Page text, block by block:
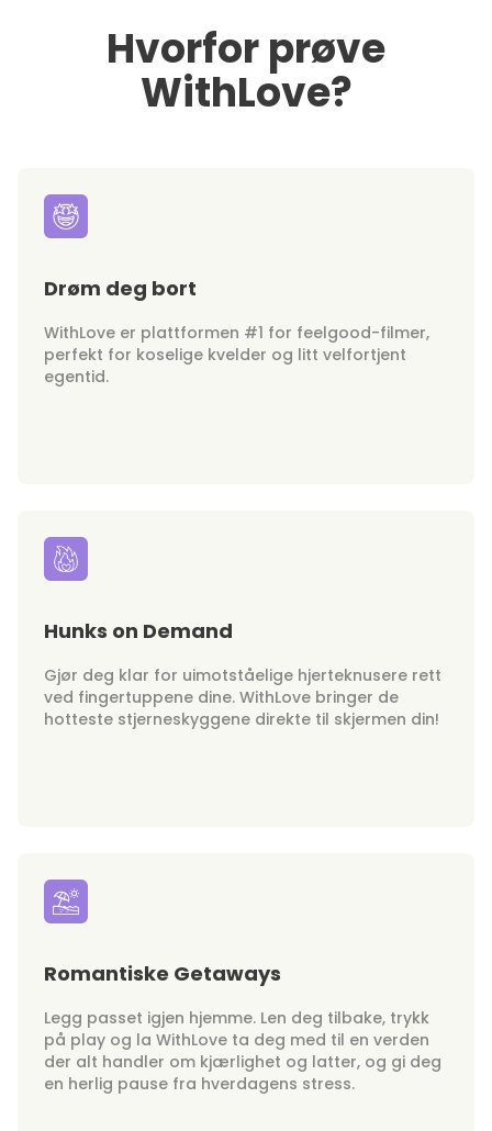
Hvorfor prøve
WithLove?
Drøm deg bort
WithLove er plattformen #1 for feelgood-filmer,
perfekt for koselige kvelder og litt velfortjent
egentid.
Hunks on Demand
Gjør deg klar for uimotståelige hjerteknusere rett
ved fingertuppene dine. WithLove bringer de
hotteste stjerneskyggene direkte til skjermen din!
Romantiske Getaways
Legg passet igjen hjemme. Len deg tilbake, trykk
på play og la WithLove ta deg med til en verden
der alt handler om kjærlighet og latter, og gi deg
en herlig pause fra hverdagens stress.